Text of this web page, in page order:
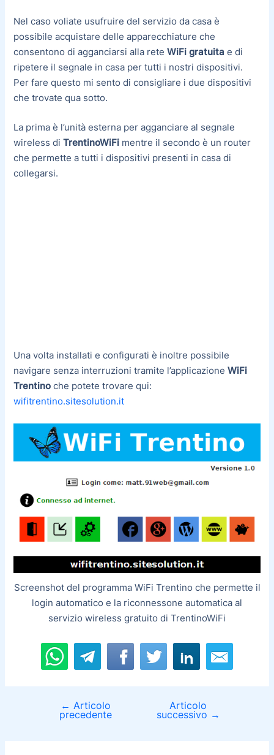
Nel caso voliate usufruire del servizio da casa è
possibile acquistare delle apparecchiature che
consentono di agganciarsi alla reteWiFi gratuita e di
ripetere il segnale in casa per tutti i nostri dispositivi.
Per fare questo mi sento di consigliare i due dispositivi
che trovate qua sotto.
La prima è l’unità esterna per agganciare al segnale
wireless diTrentinoWiFi mentre il secondo è un router
che permette a tutti i dispositivi presenti in casa di
collegarsi.
Una volta installati e configurati è inoltre possibile
navigare senza interruzioni tramite l’applicazioneWiFi
Trentino che potete trovare qui:
wifitrentino.sitesolution.it
Screenshot del programma WiFi Trentino che permette il
login automatico e la riconnessone automatica al
servizio wireless gratuito di TrentinoWiFi
← Articolo
precedente
Articolo
successivo →